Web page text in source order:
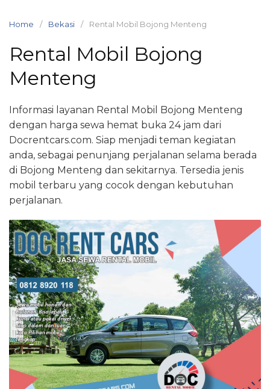
Home Bekasi Rental Mobil Bojong Menteng
Rental Mobil Bojong
Menteng
Informasi layanan Rental Mobil Bojong Menteng
dengan harga sewa hemat buka 24 jam dari
Docrentcars.com. Siap menjadi teman kegiatan
anda, sebagai penunjang perjalanan selama berada
di Bojong Menteng dan sekitarnya. Tersedia jenis
mobil terbaru yang cocok dengan kebutuhan
perjalanan.